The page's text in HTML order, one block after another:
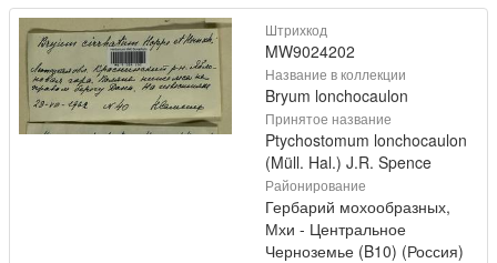
Штрихкод
MW9024202
Название в коллекции
Bryum lonchocaulon
Принятое название
Ptychostomum lonchocaulon
(Müll. Hal.) J.R. Spence
Районирование
Гербарий мохообразных,
Мхи - Центральное
Черноземье (B10) (Россия)